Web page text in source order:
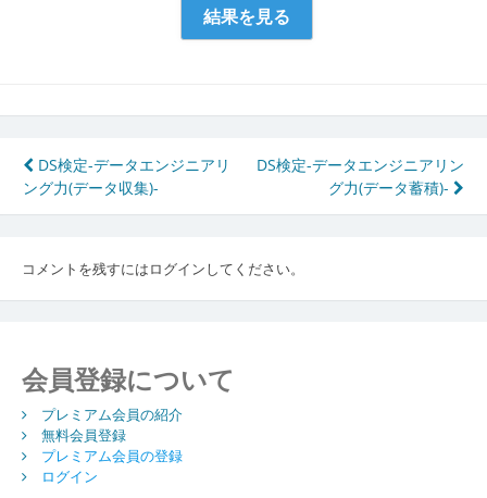
投
稿
ビ
ゲ
シ
ョ
ン
DS検定-データエンジニアリ
ング力(データ収集)-
DS検定-データエンジニアリン
グ力(データ蓄積)-
コメントを残すにはログインしてください。
会員登録について
プレミアム会員の紹介
無料会員登録
プレミアム会員の登録
ログイン